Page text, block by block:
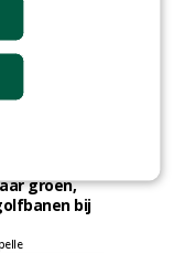
groen,
bij